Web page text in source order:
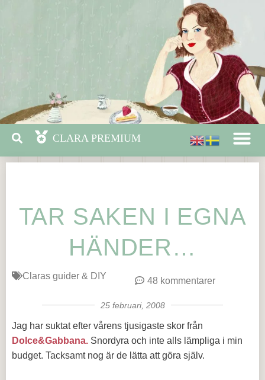
TAR SAKEN I EGNA
HÄNDER…
Claras guider & DIY 48 kommentarer
25 februari, 2008
Jag har suktat efter vårens tjusigaste skor från
Dolce&Gabbana. Snordyra och inte alls lämpliga i min
budget. Tacksamt nog är de lätta att göra själv.